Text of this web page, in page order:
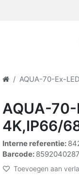
AQUA-70-Ex-
AQUA-
4K,IP66/
Interne referentie:
Barcode:
Toevoegen aan